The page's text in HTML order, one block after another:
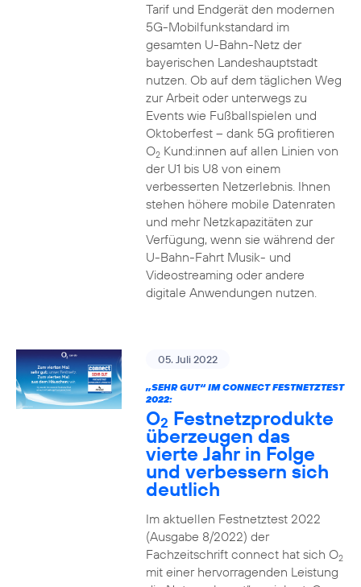
Tarif und Endgerät den modernen
5G-Mobilfunkstandard im
gesamten U-Bahn-Netz der
bayerischen Landeshauptstadt
nutzen. Ob auf dem täglichen Weg
zur Arbeit oder unterwegs zu
Events wie Fußballspielen und
Oktoberfest – dank 5G profitieren
O2Kund:innen auf allen Linien von
der U1 bis U8 von einem
verbesserten Netzerlebnis. Ihnen
stehen höhere mobile Datenraten
und mehr Netzkapazitäten zur
Verfügung, wenn sie während der
U-Bahn-Fahrt Musik- und
Videostreaming oder andere
digitale Anwendungen nutzen.
05. Juli 2022
„SEHR GUT“ IM CONNECT FESTNETZTEST
2022:
O2 Festnetzprodukte
überzeugen das
vierte Jahr in Folge
und verbessern sich
deutlich
Im aktuellen Festnetztest 2022
(Ausgabe 8/2022) der
Fachzeitschrift connect hat sich O2
mit einer hervorragenden Leistung